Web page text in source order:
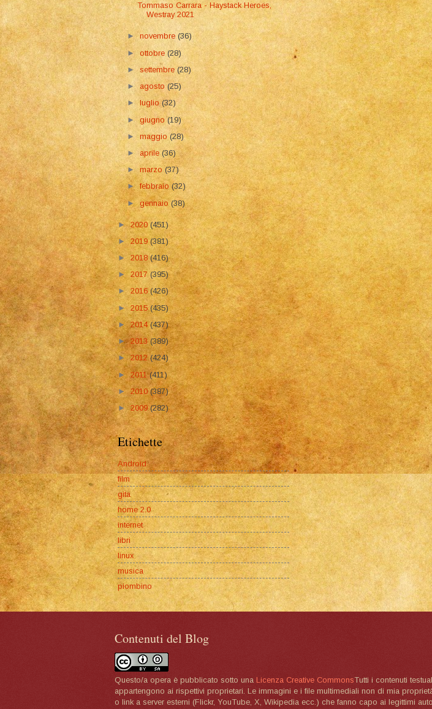
Tommaso Carrara - Haystack Heroes,
Westray 2021
►novembre(36)
►ottobre(28)
►settembre(28)
►agosto(25)
►luglio(32)
►giugno(19)
►maggio(28)
►aprile(36)
►marzo(37)
►febbraio(32)
►gennaio(38)
►2020(451)
►2019(381)
►2018(416)
►2017 (395)
►2016 (426)
►2015(435)
►2014(437)
►2013(389)
►2012(424)
►2011(411)
►2010(387)
►2009(282)
Etichette
Android
film
gita
home 2.0
internet
libri
linux
musica
piombino
Contenuti del Blog
Questo/a opera è pubblicato sotto una Licenza Creative CommonsTutti i contenuti
appartengono ai rispettivi proprietari. Le immagini e i file multimediali non di mia
o link a server esterni (Flickr, YouTube, X, Wikipedia ecc.) che fanno capo ai legittimi